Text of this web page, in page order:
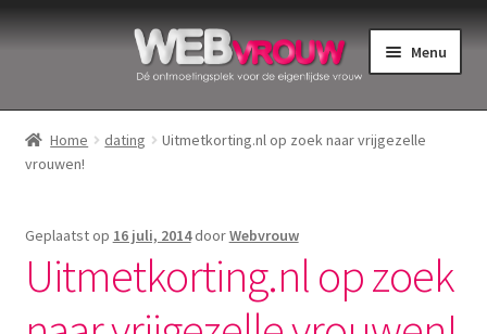
Ga
Ga
Menu
Home
Bekkenbodemspieren
Intiemverzorging
Menstruatiedisks
Home dating
Uitmetkorting.nl op zoek naar vrijgezelle
vrouwen!
Geplaatst op 16 juli, 2014 doorWebvrouw
Uitmetkorting.nl op zoek